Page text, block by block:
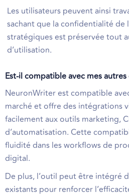
Les utilisateurs peuvent ainsi
sachant que la confidentialité de
stratégiques est préservée tout
d’utilisation.
Est-il compatible avec mes
NeuronWriter est compatible
marché et offre des intégrations
facilement aux outils marketing,
d’automatisation. Cette
fluidité dans les workflows de
digital.
De plus, l’outil peut être intégré
existants pour renforcer